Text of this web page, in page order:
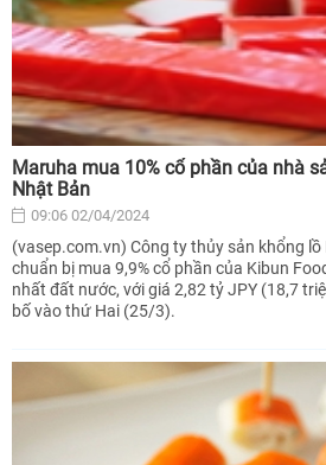
Maruha mua 10% cổ phần của nhà
Nhật Bản
09:06 02/04/2024
(vasep.com.vn) Công ty thủy sản khổng
chuẩn bị mua 9,9% cổ phần của Kibun
nhất đất nước, với giá 2,82 tỷ JPY (18,7
bố vào thứ Hai (25/3).